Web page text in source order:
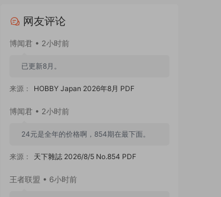
网友评论
博闻君 • 2小时前
已更新8月。
来源： HOBBY Japan 2026年8月 PDF
博闻君 • 2小时前
24元是全年的价格啊，854期在最下面。
来源： 天下雜誌 2026/8/5 No.854 PDF
王者联盟 • 6小时前